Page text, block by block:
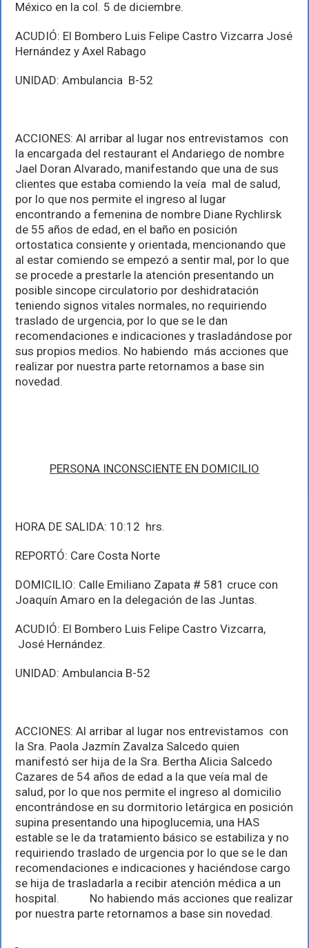
México en la col. 5 de diciembre.
ACUDIÓ: El Bombero Luis Felipe Castro Vizcarra José
Hernández y Axel Rabago
UNIDAD: Ambulancia B-52
ACCIONES: Al arribar al lugar nos entrevistamos con
la encargada del restaurant el Andariego de nombre
Jael Doran Alvarado, manifestando que una de sus
clientes que estaba comiendo la veía mal de salud,
por lo que nos permite el ingreso al lugar
encontrando a femenina de nombre Diane Rychlirsk
de 55 años de edad, en el baño en posición
ortostatica consiente y orientada, mencionando que
al estar comiendo se empezó a sentir mal, por lo que
se procede a prestarle la atención presentando un
posible sincope circulatorio por deshidratación
teniendo signos vitales normales, no requiriendo
traslado de urgencia, por lo que se le dan
recomendaciones e indicaciones y trasladándose por
sus propios medios. No habiendo más acciones que
realizar por nuestra parte retornamos a base sin
novedad.
PERSONA INCONSCIENTE EN DOMICILIO
HORA DE SALIDA: 10:12 hrs.
REPORTÓ: Care Costa Norte
DOMICILIO: Calle Emiliano Zapata # 581 cruce con
Joaquín Amaro en la delegación de las Juntas.
ACUDIÓ: El Bombero Luis Felipe Castro Vizcarra,
José Hernández.
UNIDAD: Ambulancia B-52
ACCIONES: Al arribar al lugar nos entrevistamos con
la Sra. Paola Jazmín Zavalza Salcedo quien
manifestó ser hija de la Sra. Bertha Alicia Salcedo
Cazares de 54 años de edad a la que veía mal de
salud, por lo que nos permite el ingreso al domicilio
encontrándose en su dormitorio letárgica en posición
supina presentando una hipoglucemia, una HAS
estable se le da tratamiento básico se estabiliza y no
requiriendo traslado de urgencia por lo que se le dan
recomendaciones e indicaciones y haciéndose cargo
se hija de trasladarla a recibir atención médica a un
hospital. No habiendo más acciones que realizar
por nuestra parte retornamos a base sin novedad.